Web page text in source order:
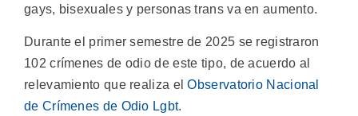
gays, bisexuales y personas trans va en aumento.
Durante el primer semestre de 2025 se registraron
102 crímenes de odio de este tipo, de acuerdo al
relevamiento que realiza elObservatorio Nacional
de Crímenes de Odio Lgbt.